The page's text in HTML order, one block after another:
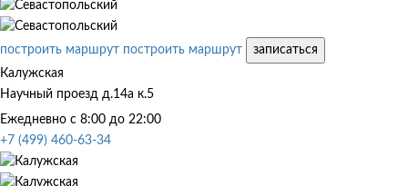
построить маршрут построить маршрут
записаться
Калужская
Научный проезд д.14а к.5
Ежедневно с 8:00 до 22:00
+7 (499) 460-63-34